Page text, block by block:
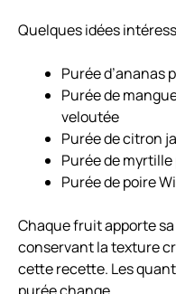
Quelques idées
Purée d’ananas
Purée de
veloutée
Purée de citron
Purée de
Purée de poire
Chaque fruit apporte
conservant la texture
cette recette. Les